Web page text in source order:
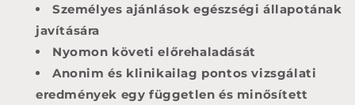
Személyes ajánlások egészségi állapotának
javítására
Nyomon követi előrehaladását
Anonim és klinikailag pontos vizsgálati
eredmények egy független és minősített